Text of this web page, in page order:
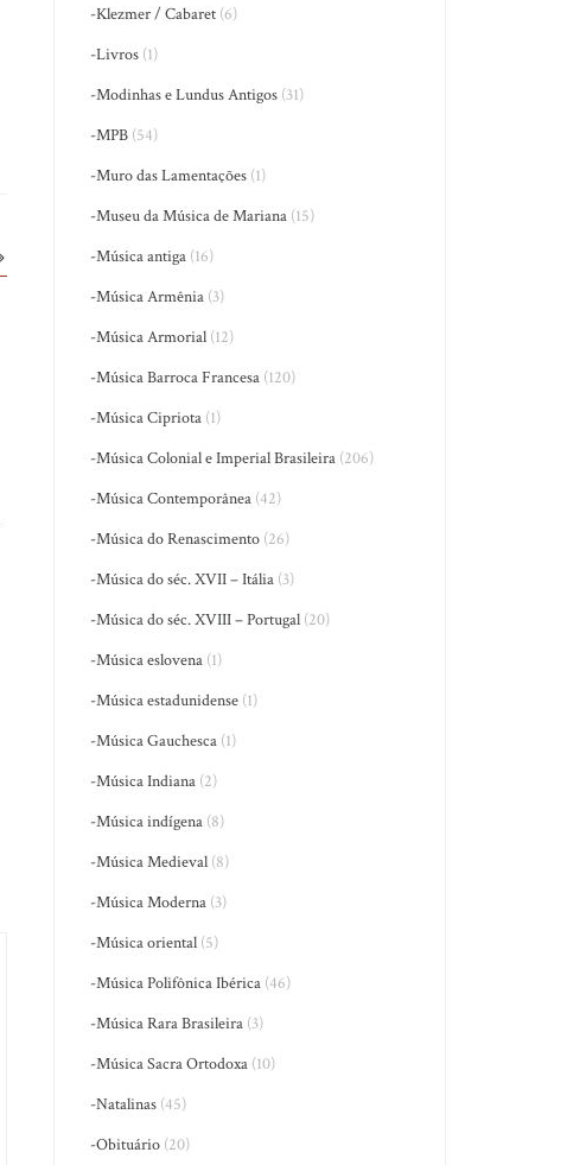
-Klezmer / Cabaret (6)
-Livros (1)
-Modinhas e Lundus Antigos (31)
-MPB (54)
-Muro das Lamentações (1)
-Museu da Música de Mariana (15)
-Música antiga (16)
-Música Armênia (3)
-Música Armorial (12)
-Música Barroca Francesa (120)
-Música Cipriota (1)
-Música Colonial e Imperial Brasileira (206)
-Música Contemporânea (42)
-Música do Renascimento (26)
-Música do séc. XVII – Itália (3)
-Música do séc. XVIII – Portugal (20)
-Música eslovena (1)
-Música estadunidense (1)
-Música Gauchesca (1)
-Música Indiana (2)
-Música indígena (8)
-Música Medieval (8)
-Música Moderna (3)
-Música oriental (5)
-Música Polifônica Ibérica (46)
-Música Rara Brasileira (3)
-Música Sacra Ortodoxa (10)
-Natalinas (45)
-Obituário (20)